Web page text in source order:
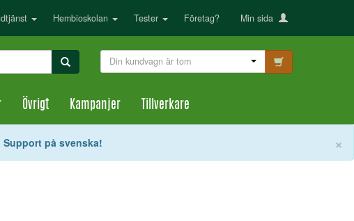
Hembioskolan Tester Företag? Min sida
Din kundvagn är tom
Övrigt Kampanjer Tillverkare
×
på svenska!